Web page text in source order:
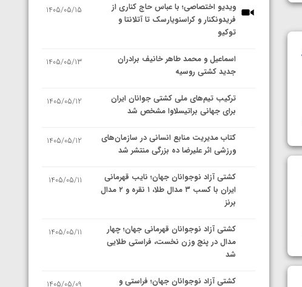
ویدیو اختصاصی؛ با عباس حاج کناری از
فریدونکنار و کراسنویارسک تا آتلانتا و
توکیو
1405/05/15
اسماعیل و محمد طاهر خانیف برادران
جدید کشتی روسیه
1405/05/13
ترکیب تیم‌های ملی کشتی جوانان ایران
برای جهانی براتیسلاوا مشخص شد
1405/05/12
کتاب مدیریت منابع انسانی در سازمان‌های
ورزشی اثر علیرضا ده بزرگی منتشر شد
1405/05/12
کشتی آزاد نوجوانان جهان؛ نایب قهرمانی
ایران با کسب ۳ مدال طلا، ۱ نقره و ۲ مدال
برنز
1405/05/11
کشتی آزاد نوجوانان قهرمانی جهان؛ چهار
مدال در پنج وزن نخست، فراستی طلایی
شد
1405/05/11
کشتی آزاد نوجوانان جهان؛ فراستی و
1405/05/09